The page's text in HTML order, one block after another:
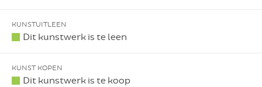
KUNSTUITLEEN
Dit kunstwerk is te leen
KUNST KOPEN
Dit kunstwerk is te koop